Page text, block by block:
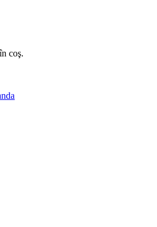
coş.